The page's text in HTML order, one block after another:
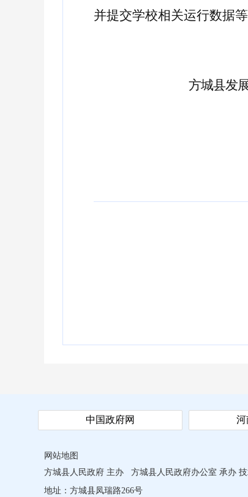
并提交学校相关运行数据
方城县发展和
中国政府网 河
网站地图
方城县人民政府 主办
方城县人民政府办公室 承办
地址：方城县凤瑞路266号